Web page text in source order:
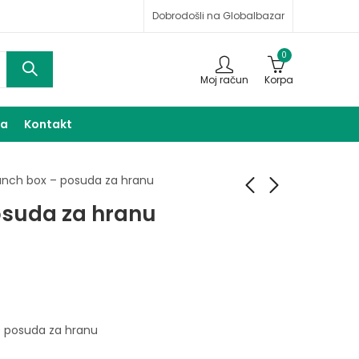
Dobrodošli na Globalbazar
Moj račun
0
Korpa
Kontakt
box – posuda za hranu
za hranu
posuda za hranu